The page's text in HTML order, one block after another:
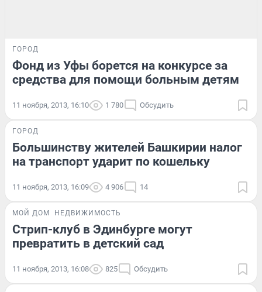
ГОРОД
Фонд из Уфы борется на конкурсе за
средства для помощи больным детям
11 ноября, 2013, 16:10 1 780 Обсудить
ГОРОД
Большинству жителей Башкирии налог
на транспорт ударит по кошельку
11 ноября, 2013, 16:09 4 906 14
МОЙ ДОМ НЕДВИЖИМОСТЬ
Стрип-клуб в Эдинбурге могут
превратить в детский сад
11 ноября, 2013, 16:08 825 Обсудить